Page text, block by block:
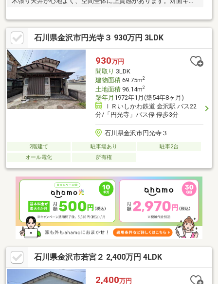
こだわりが感じられます。外土間の先には、目隠しフェンス付き
で開放感のあるテラス空間。乾太くん付きサンルーム、駐車3台、
豊富な収納、将来2部屋に分けられる洋室など、デザイン性と暮ら
しやすさを兼ね備えた一邸です。
石川県金沢市円光寺３ 930万円 3LDK
930万円
間取り 3LDK
建物面積69.75m2
土地面積96.14m2
築年月 1972年1月(築54年8ヶ月)
ＩＲいしかわ鉄道 金沢駅 バス22
分/「円光寺」バス停 停歩3分
石川県金沢市円光寺３
2階建て 駐車場あり
駐車2台
オール電化
所有権
石川県金沢市若宮２ 2,400万円 4LDK
2,400万円